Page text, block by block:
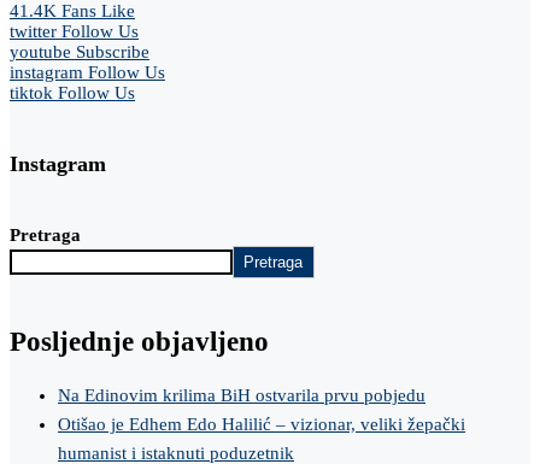
41.4K Fans Like
twitter Follow Us
youtube Subscribe
instagram Follow Us
tiktok Follow Us
Instagram
Pretraga
Pretraga
Posljednje objavljeno
Na Edinovim krilima BiH ostvarila prvu pobjedu
Otišao je Edhem Edo Halilić – vizionar, veliki žepački
humanist i istaknuti poduzetnik